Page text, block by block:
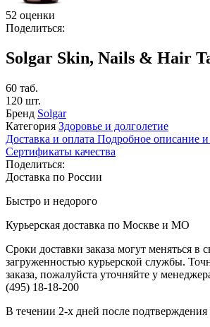
52 оценки
Поделиться:
Solgar Skin, Nails & Hair
60 таб.
120 шт.
Бренд Solgar
Категория Здоровье и долголетие
Доставка и оплата Подробное описание и
Сертификаты качества
Поделиться:
Доставка по России
Быстро и недорого
Курьерская доставка по Москве и МО
Сроки доставки заказа могут меняться в
загруженностью курьерской службы.
заказа, пожалуйста уточняйте у
(495) 18-18-200
В течении 2-х дней после подтверждения